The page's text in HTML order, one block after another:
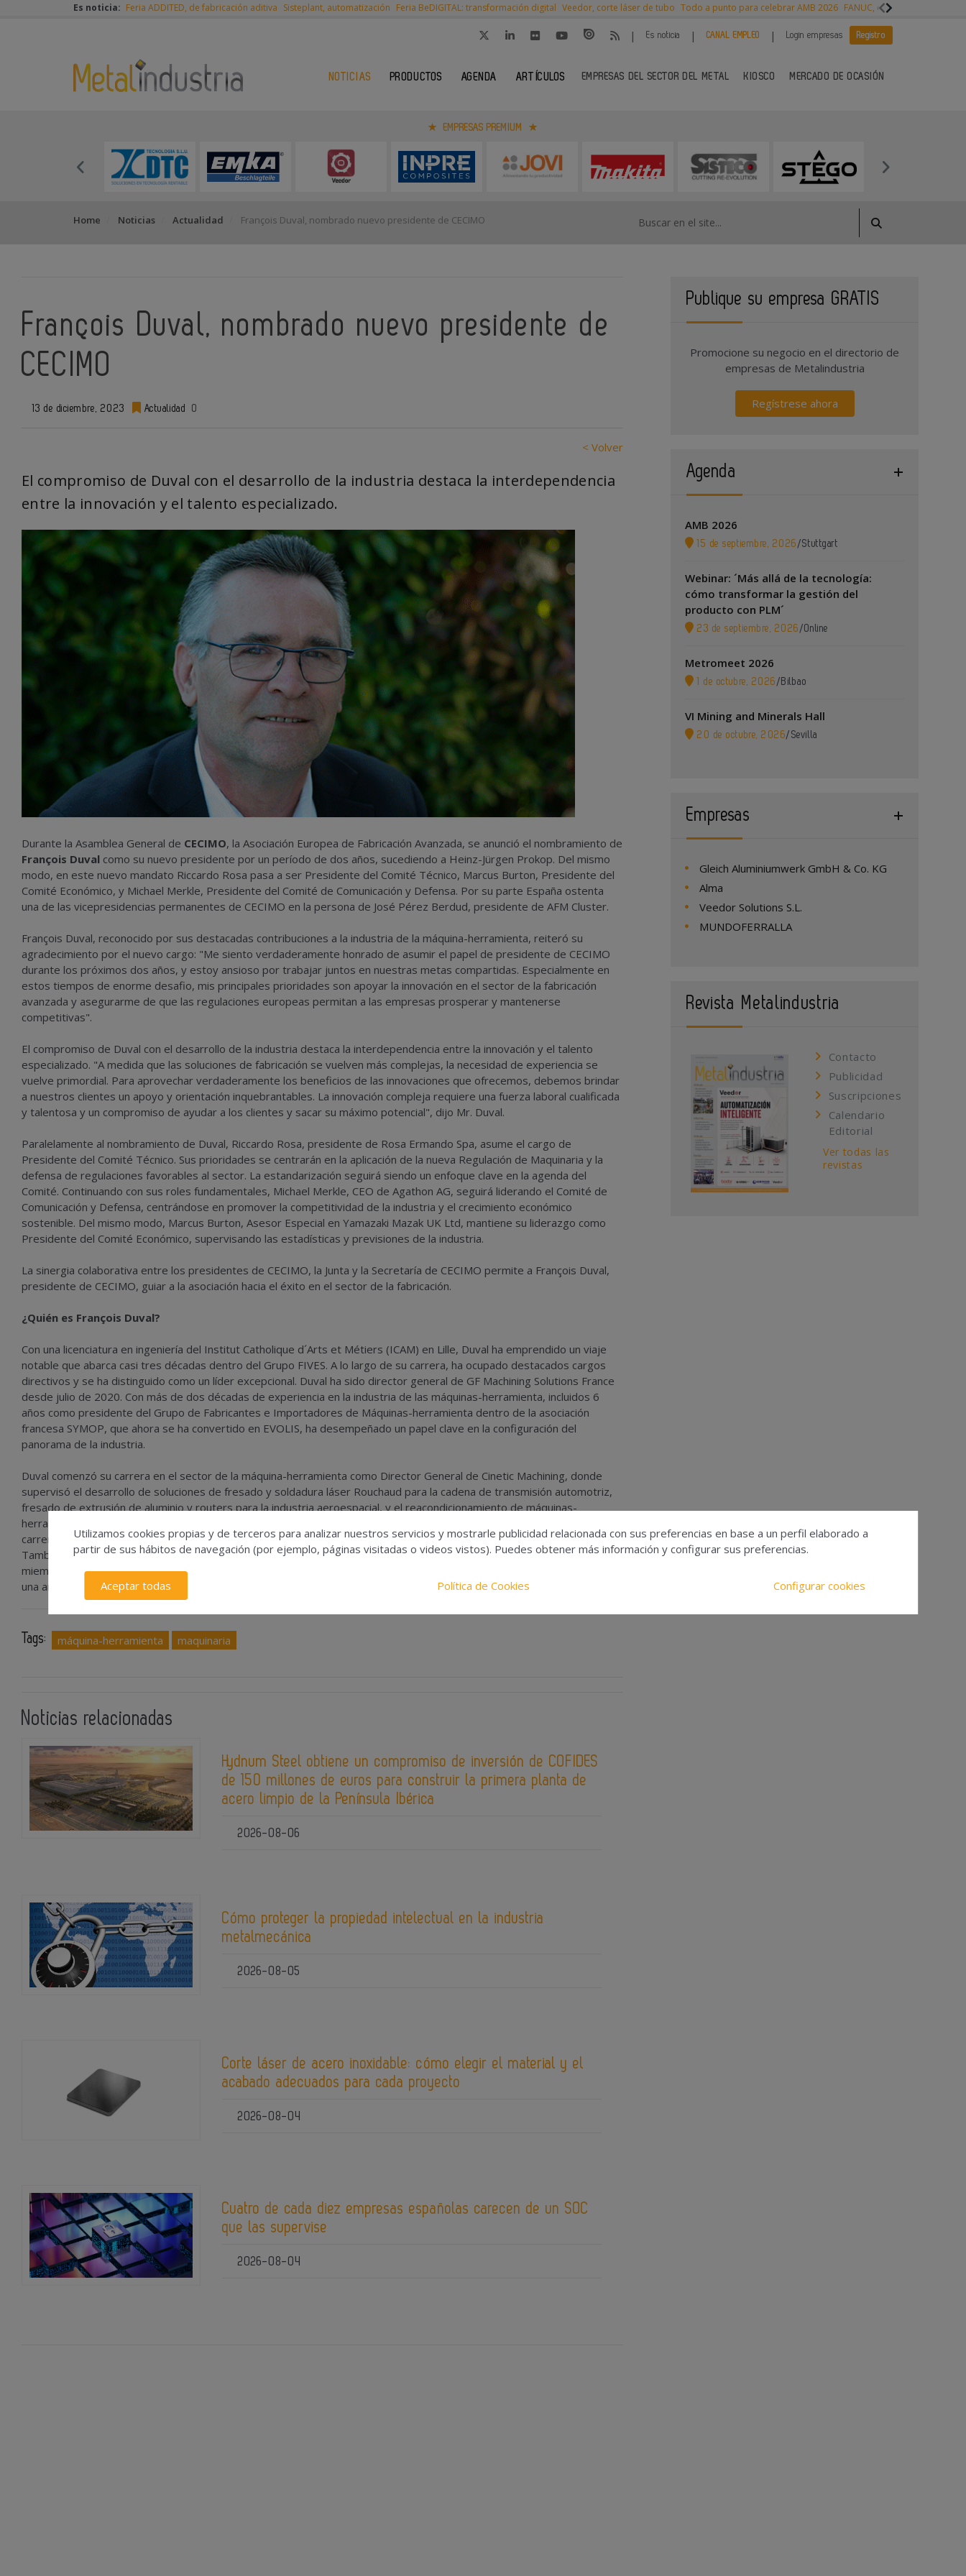
Es noticia: Feria ADDITED, de fabricación aditiva Sisteplant, automatización Feria BeDIGITAL: transformación digital Veedor, corte láser de tubo Todo a punto para celebrar AMB 2026 FANUC, colaboración con
| Es noticia | CANAL EMPLEO | Login empresas Registro
NOTICIAS PRODUCTOS AGENDA ARTÍCULOS EMPRESAS DEL SECTOR DEL METAL KIOSCO MERCADO DE OCASIÓN
EMPRESAS PREMIUM
Home Noticias Actualidad François Duval, nombrado nuevo presidente de CECIMO
François Duval, nombrado nuevo presidente de
CECIMO
13 de diciembre, 2023 Actualidad 0
< Volver
El compromiso de Duval con el desarrollo de la industria destaca la interdependencia
entre la innovación y el talento especializado.
Durante la Asamblea General de CECIMO, la Asociación Europea de Fabricación Avanzada, se anunció el nombramiento de
François Duval como su nuevo presidente por un período de dos años, sucediendo a Heinz-Jürgen Prokop. Del mismo
modo, en este nuevo mandato Riccardo Rosa pasa a ser Presidente del Comité Técnico, Marcus Burton, Presidente del
Comité Económico, y Michael Merkle, Presidente del Comité de Comunicación y Defensa. Por su parte España ostenta
una de las vicepresidencias permanentes de CECIMO en la persona de José Pérez Berdud, presidente de AFM Cluster.
François Duval, reconocido por sus destacadas contribuciones a la industria de la máquina-herramienta, reiteró su
agradecimiento por el nuevo cargo: "Me siento verdaderamente honrado de asumir el papel de presidente de CECIMO
durante los próximos dos años, y estoy ansioso por trabajar juntos en nuestras metas compartidas. Especialmente en
estos tiempos de enorme desafio, mis principales prioridades son apoyar la innovación en el sector de la fabricación
avanzada y asegurarme de que las regulaciones europeas permitan a las empresas prosperar y mantenerse
competitivas".
El compromiso de Duval con el desarrollo de la industria destaca la interdependencia entre la innovación y el talento
especializado. "A medida que las soluciones de fabricación se vuelven más complejas, la necesidad de experiencia se
vuelve primordial. Para aprovechar verdaderamente los beneficios de las innovaciones que ofrecemos, debemos brindar
a nuestros clientes un apoyo y orientación inquebrantables. La innovación compleja requiere una fuerza laboral cualificada
y talentosa y un compromiso de ayudar a los clientes y sacar su máximo potencial", dijo Mr. Duval.
Paralelamente al nombramiento de Duval, Riccardo Rosa, presidente de Rosa Ermando Spa, asume el cargo de
Presidente del Comité Técnico. Sus prioridades se centrarán en la aplicación de la nueva Regulación de Maquinaria y la
defensa de regulaciones favorables al sector. La estandarización seguirá siendo un enfoque clave en la agenda del
Comité. Continuando con sus roles fundamentales, Michael Merkle, CEO de Agathon AG, seguirá liderando el Comité de
Comunicación y Defensa, centrándose en promover la competitividad de la industria y el crecimiento económico
sostenible. Del mismo modo, Marcus Burton, Asesor Especial en Yamazaki Mazak UK Ltd, mantiene su liderazgo como
Presidente del Comité Económico, supervisando las estadísticas y previsiones de la industria.
La sinergia colaborativa entre los presidentes de CECIMO, la Junta y la Secretaría de CECIMO permite a François Duval,
presidente de CECIMO, guiar a la asociación hacia el éxito en el sector de la fabricación.
¿Quién es François Duval?
Con una licenciatura en ingeniería del Institut Catholique d´Arts et Métiers (ICAM) en Lille, Duval ha emprendido un viaje
notable que abarca casi tres décadas dentro del Grupo FIVES. A lo largo de su carrera, ha ocupado destacados cargos
directivos y se ha distinguido como un líder excepcional. Duval ha sido director general de GF Machining Solutions France
desde julio de 2020. Con más de dos décadas de experiencia en la industria de las máquinas-herramienta, incluidos 6
años como presidente del Grupo de Fabricantes e Importadores de Máquinas-herramienta dentro de la asociación
francesa SYMOP, que ahora se ha convertido en EVOLIS, ha desempeñado un papel clave en la configuración del
panorama de la industria.
Duval comenzó su carrera en el sector de la máquina-herramienta como Director General de Cinetic Machining, donde
supervisó el desarrollo de soluciones de fresado y soldadura láser Rouchaud para la cadena de transmisión automotriz,
fresado de extrusión de aluminio y routers para la industria aeroespacial, y el reacondicionamiento de máquinas-
herramienta. Su adquisición posterior de Metrap, el mayor remanufacturador en Francia, marcó un hito significativo en su
carrera. Al fusionar Metrap con Cinetic Machining, creó Fives Machining, un testimonio de su visión estratégica y liderazgo.
También ha participado y adquirido experiencia en fusión de lecho de polvo y deposición de energía directa como
miembro del consejo de AddUp, una empresa conjunta entre Fives y Michelin. Tiene una amplia carrera internacional con
una amplia experiencia en Europa del Este, Asia y Australia.
Tags: máquina-herramienta maquinaria
Noticias relacionadas
Hydnum Steel obtiene un compromiso de inversión de COFIDES
de 150 millones de euros para construir la primera planta de
acero limpio de la Península Ibérica
2026-08-06
Cómo proteger la propiedad intelectual en la industria
metalmecánica
2026-08-05
Corte láser de acero inoxidable: cómo elegir el material y el
acabado adecuados para cada proyecto
2026-08-04
Cuatro de cada diez empresas españolas carecen de un SOC
que las supervise
2026-08-04
Publique su empresa GRATIS
Promocione su negocio en el directorio de
empresas de Metalindustria
Regístrese ahora
Agenda
AMB 2026
15 de septiembre, 2026 /Stuttgart
Webinar: ´Más allá de la tecnología:
cómo transformar la gestión del
producto con PLM´
23 de septiembre, 2026 /Online
Metromeet 2026
1 de octubre, 2026 / Bilbao
VI Mining and Minerals Hall
20 de octubre, 2026/ Sevilla
Empresas
Gleich Aluminiumwerk GmbH & Co. KG
Alma
Veedor Solutions S.L.
MUNDOFERRALLA
Revista Metalindustria
Contacto
Publicidad
Suscripciones
Calendario
Editorial
Ver todas las
revistas
Utilizamos cookies propias y de terceros para analizar nuestros servicios y mostrarle publicidad relacionada con sus preferencias en base a un perfil elaborado a
partir de sus hábitos de navegación (por ejemplo, páginas visitadas o videos vistos). Puedes obtener más información y configurar sus preferencias.
Aceptar todas Política de Cookies Configurar cookies